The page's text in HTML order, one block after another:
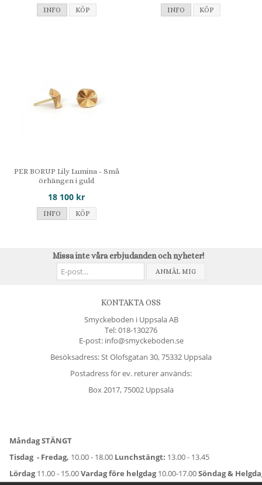
INFO KÖP INFO KÖP
PER BORUP Lily Lumina - Små
örhängen i guld
18 100 kr
INFO KÖP
Missa inte våra erbjudanden och nyheter!
ANMÄL MIG
KONTAKTA OSS
Smyckeboden i Uppsala AB
Tel:018-130276
E-post: info@smyckeboden.se
Besöksadress: St Olofsgatan 30, 75332 Uppsala
Postadress för ev. returer används:
Box 2017, 75002 Uppsala
Måndag STÄNGT
Tisdag - Fredag, 10.00 - 18.00 Lunchstängt: 13.00 - 13.45
Lördag11.00 - 15.00Vardag före helgdag10.00-17.00Söndag &